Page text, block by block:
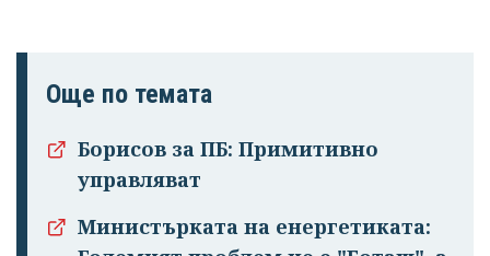
Още по темата
Борисов за ПБ: Примитивно
управляват
Министърката на енергетиката: